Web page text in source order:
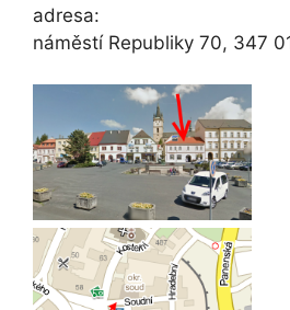
adresa:
náměstí Republiky 70, 347